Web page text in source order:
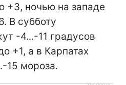
+3, ночью на западе
В субботу
-4...-11 градусов
+1, а в Карпатах
15 мороза.